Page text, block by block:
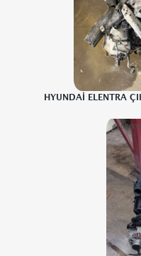
HYUNDAİ ELENTRA